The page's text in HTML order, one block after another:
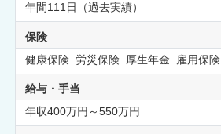
年間111日（過去実績）
保険
健康保険 労災保険 厚生年金 雇用保険
給与・手当
年収400万円～550万円